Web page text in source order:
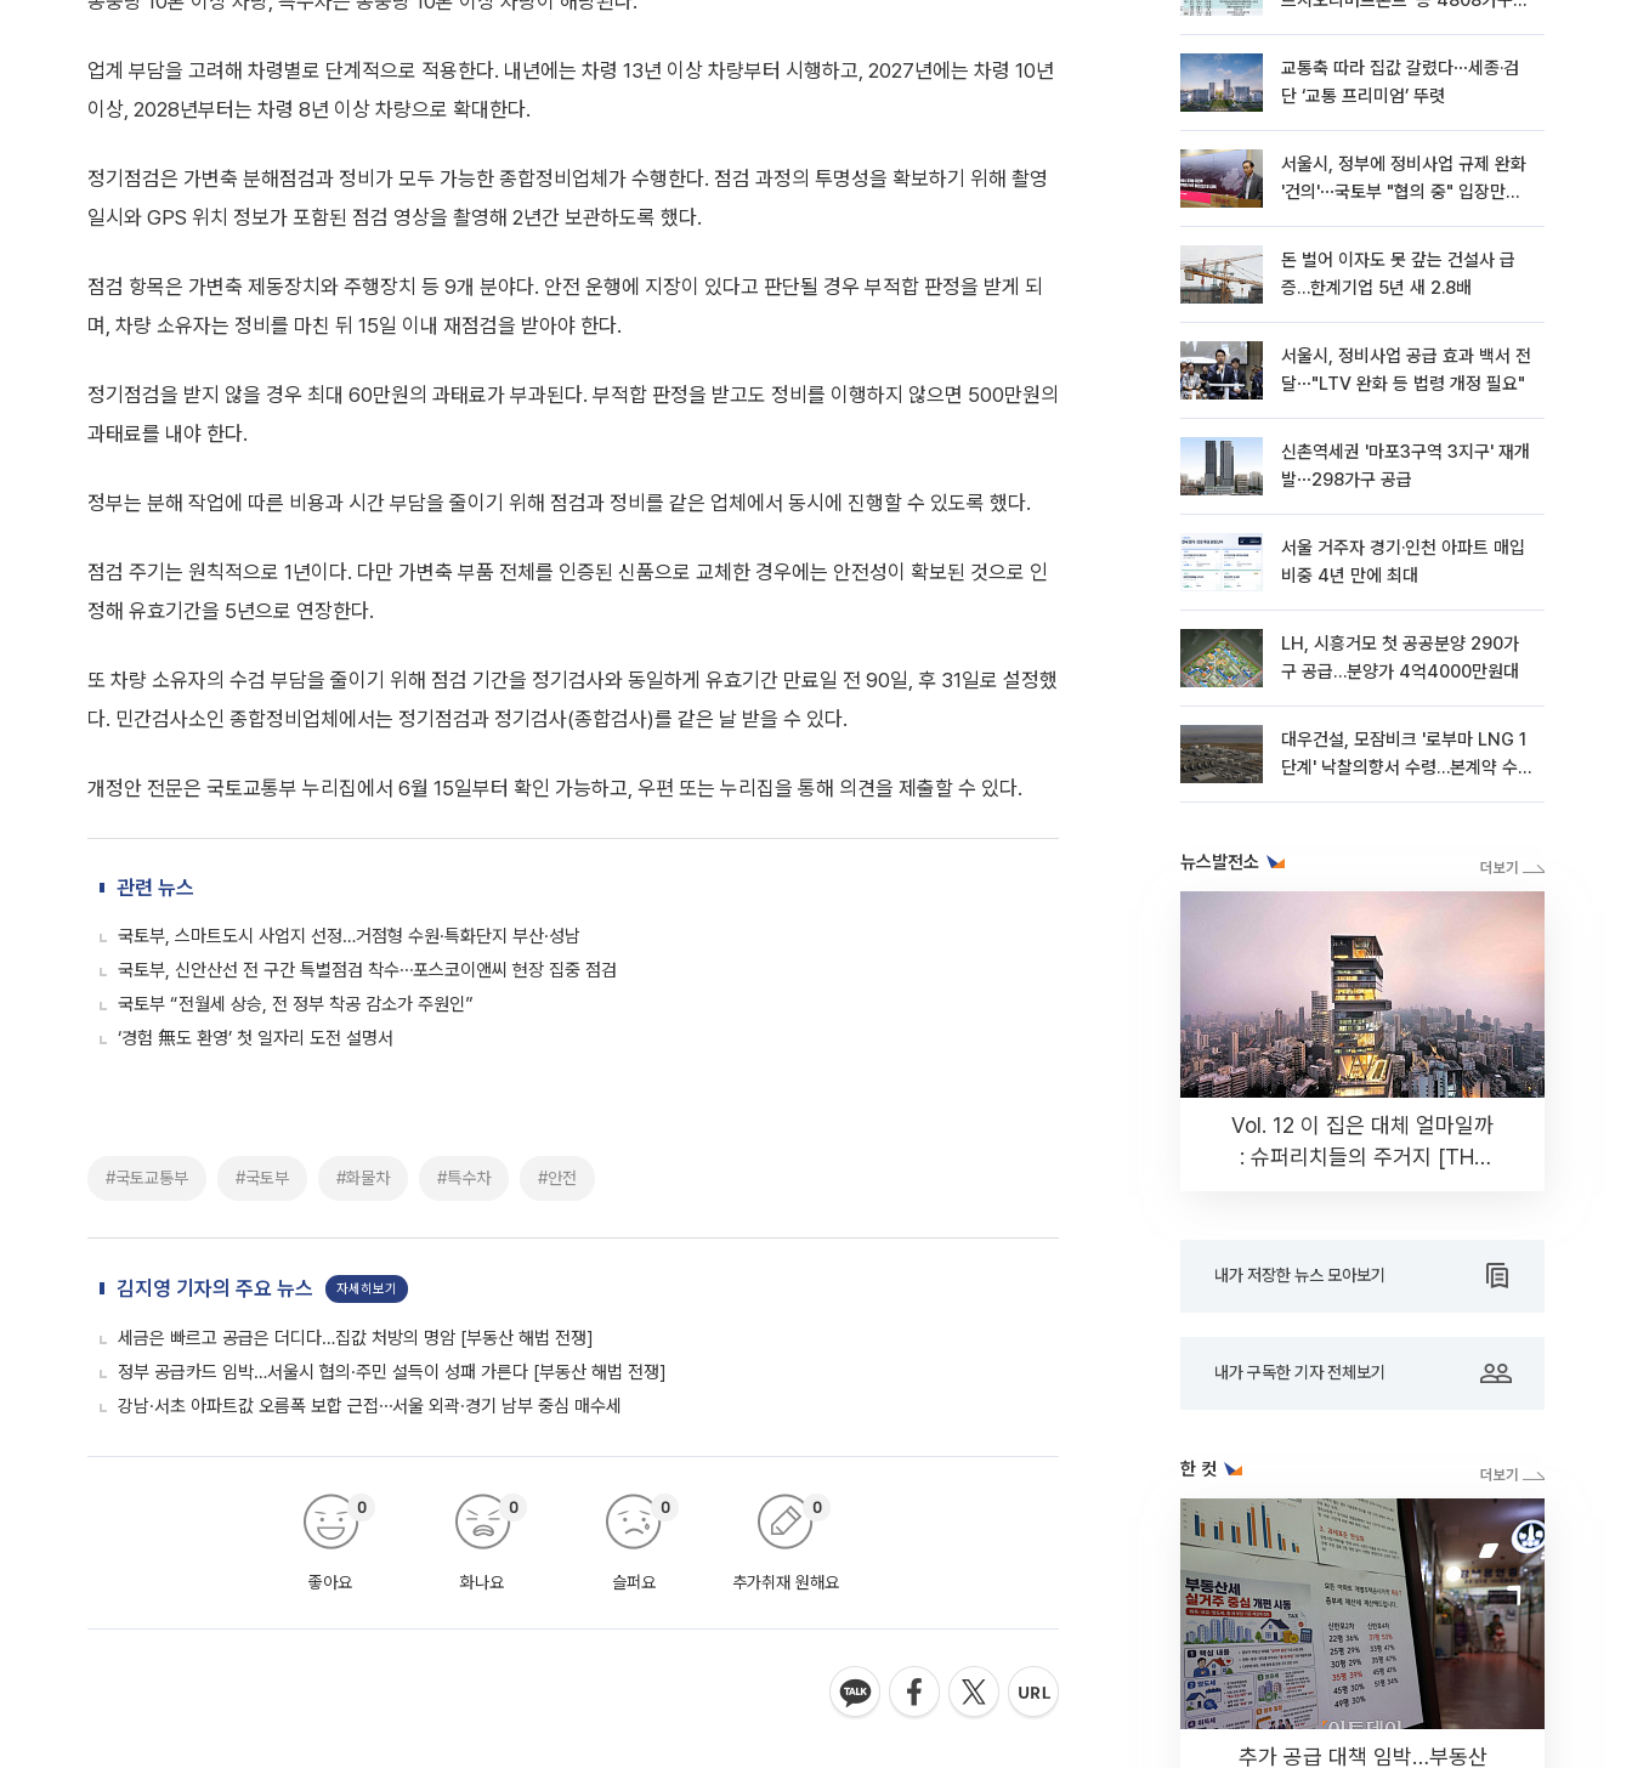
업계 부담을 고려해 차령별로 단계적으로 적용한다. 내년에는 차령 13년 이상 차량부터 시행하고, 2027년에는 차령 10년
이상, 2028년부터는 차령 8년 이상 차량으로 확대한다.
정기점검은 가변축 분해점검과 정비가 모두 가능한 종합정비업체가 수행한다. 점검 과정의 투명성을 확보하기 위해 촬영
일시와 GPS 위치 정보가 포함된 점검 영상을 촬영해 2년간 보관하도록 했다.
점검 항목은 가변축 제동장치와 주행장치 등 9개 분야다. 안전 운행에 지장이 있다고 판단될 경우 부적합 판정을 받게 되
며, 차량 소유자는 정비를 마친 뒤 15일 이내 재점검을 받아야 한다.
정기점검을 받지 않을 경우 최대 60만원의 과태료가 부과된다. 부적합 판정을 받고도 정비를 이행하지 않으면 500만원의
과태료를 내야 한다.
정부는 분해 작업에 따른 비용과 시간 부담을 줄이기 위해 점검과 정비를 같은 업체에서 동시에 진행할 수 있도록 했다.
점검 주기는 원칙적으로 1년이다. 다만 가변축 부품 전체를 인증된 신품으로 교체한 경우에는 안전성이 확보된 것으로 인
정해 유효기간을 5년으로 연장한다.
또 차량 소유자의 수검 부담을 줄이기 위해 점검 기간을 정기검사와 동일하게 유효기간 만료일 전 90일, 후 31일로 설정했
다. 민간검사소인 종합정비업체에서는 정기점검과 정기검사(종합검사)를 같은 날 받을 수 있다.
개정안 전문은 국토교통부 누리집에서 6월 15일부터 확인 가능하고, 우편 또는 누리집을 통해 의견을 제출할 수 있다.
관련 뉴스
국토부, 스마트도시 사업지 선정…거점형 수원·특화단지 부산·성남
국토부, 신안산선 전 구간 특별점검 착수⋯포스코이앤씨 현장 집중 점검
국토부 “전월세 상승, 전 정부 착공 감소가 주원인”
‘경험 無도 환영’ 첫 일자리 도전 설명서
#국토교통부 #국토부 #화물차 #특수차 #안전
김지영 기자의 주요 뉴스 자세히보기
세금은 빠르고 공급은 더디다…집값 처방의 명암 [부동산 해법 전쟁]
정부 공급카드 임박…서울시 협의·주민 설득이 성패 가른다 [부동산 해법 전쟁]
강남·서초 아파트값 오름폭 보합 근접⋯서울 외곽·경기 남부 중심 매수세
좋아요
0
화나요
0
슬퍼요
0
추가취재 원해요
0
교통축 따라 집값 갈렸다⋯세종·검
단 ‘교통 프리미엄’ 뚜렷
서울시, 정부에 정비사업 규제 완화
'건의'⋯국토부 "협의 중" 입장만
돈 벌어 이자도 못 갚는 건설사 급
증…한계기업 5년 새 2.8배
서울시, 정비사업 공급 효과 백서 전
달⋯"LTV 완화 등 법령 개정 필요"
신촌역세권 '마포3구역 3지구' 재개
발⋯298가구 공급
서울 거주자 경기·인천 아파트 매입
비중 4년 만에 최대
LH, 시흥거모 첫 공공분양 290가
구 공급…분양가 4억4000만원대
대우건설, 모잠비크 '로부마 LNG 1
단계' 낙찰의향서 수령…본계약 수
뉴스발전소
Vol. 12 이 집은 대체 얼마일까
: 슈퍼리치들의 주거지 [THE
내가 저장한 뉴스 모아보기
내가 구독한 기자 전체보기
한 컷
추가 공급 대책 임박…부동산